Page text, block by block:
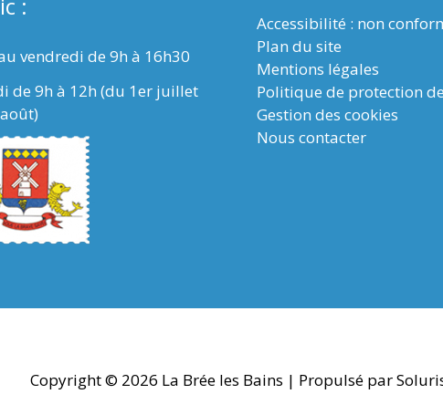
vendredi de 9h à 16h30
de 9h à 12h (du 1er juillet
Accessibilité : non
Plan du site
Mentions légales
Politique de protection
Gestion des cookies
Nous contacter
Copyright © 2026 La Brée les Bains | Propulsé par